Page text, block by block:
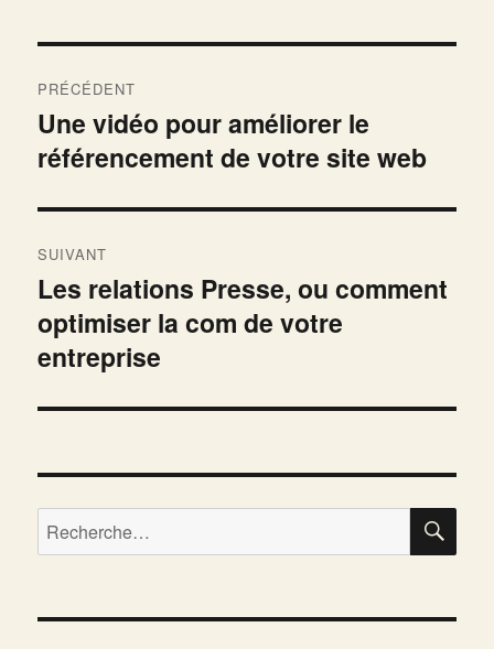
de
l’article
PRÉCÉDENT
Publication
précédente :
Une vidéo pour améliorer le
référencement de votre site web
SUIVANT
Publication
suivante :
Les relations Presse, ou comment
optimiser la com de votre
entreprise
Recherche
pour :